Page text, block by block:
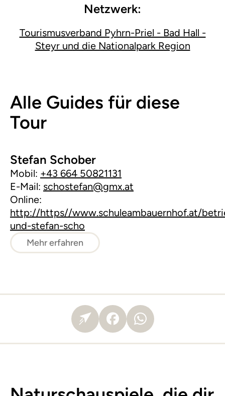
Netzwerk:
Tourismusverband Pyhrn-Priel - Bad Hall -
Steyr und die Nationalpark Region
Alle Guides für diese
Tour
Stefan Schober
Mobil: +43 664 50821131
E-Mail: schostefan@gmx.at
Online:
http://https//www.schuleambauernhof.at/
und-stefan-scho
Mehr erfahren